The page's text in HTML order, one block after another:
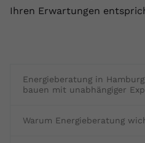
Energieberatung in
bauen mit unabhängiger
Warum Energieberatung
Ihren Erwartungen